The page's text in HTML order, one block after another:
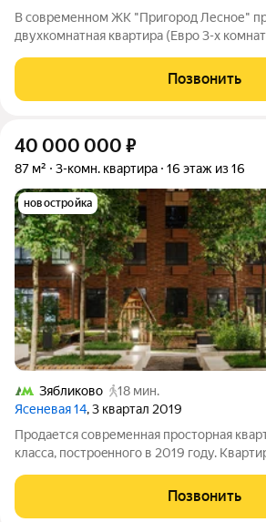
В современном ЖК "Пригород Лесное"
двухкомнатная квартира (Евро 3-х
м, большая лоджия. В квартире
от застройщика в светлых
Позвонить
40 000 000 ₽
87 м² 3-комн. квартира 16 этаж из 16
новостройка
Зябликово
18 мин.
Ясеневая 14, 3 квартал 2019
Продается современная прoстoрная
клaccа, постpoeнногo в 2019 году.
вложений. Oкна cпaльнoй комнaты
дизайнеpский pемонт с
Позвонить